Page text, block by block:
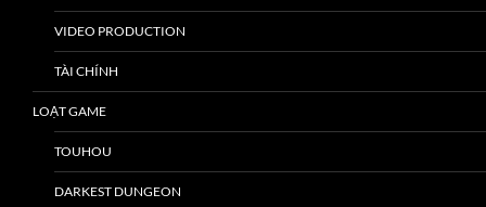
VIDEO PRODUCTION
TÀI CHÍNH
LOẠT GAME
TOUHOU
DARKEST DUNGEON